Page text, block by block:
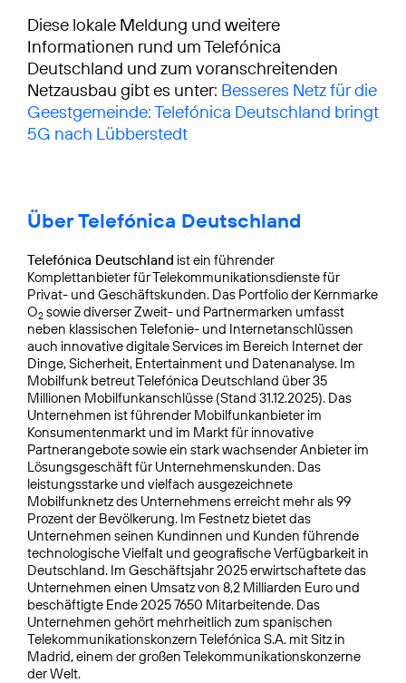
Diese lokale Meldung und weitere
Informationen rund um Telefónica
Deutschland und zum voranschreitenden
Netzausbau gibt es unter: Besseres Netz für die
Geestgemeinde: Telefónica Deutschland bringt
5G nach Lübberstedt
Über Telefónica Deutschland
Telefónica Deutschland ist ein führender
Komplettanbieter für Telekommunikationsdienste für
Privat- und Geschäftskunden. Das Portfolio der Kernmarke
O2 sowie diverser Zweit- und Partnermarken umfasst
neben klassischen Telefonie- und Internetanschlüssen
auch innovative digitale Services im Bereich Internet der
Dinge, Sicherheit, Entertainment und Datenanalyse. Im
Mobilfunk betreut Telefónica Deutschland über 35
Millionen Mobilfunkanschlüsse (Stand 31.12.2025). Das
Unternehmen ist führender Mobilfunkanbieter im
Konsumentenmarkt und im Markt für innovative
Partnerangebote sowie ein stark wachsender Anbieter im
Lösungsgeschäft für Unternehmenskunden. Das
leistungsstarke und vielfach ausgezeichnete
Mobilfunknetz des Unternehmens erreicht mehr als 99
Prozent der Bevölkerung. Im Festnetz bietet das
Unternehmen seinen Kundinnen und Kunden führende
technologische Vielfalt und geografische Verfügbarkeit in
Deutschland. Im Geschäftsjahr 2025 erwirtschaftete das
Unternehmen einen Umsatz von 8,2 Milliarden Euro und
beschäftigte Ende 2025 7650 Mitarbeitende. Das
Unternehmen gehört mehrheitlich zum spanischen
Telekommunikationskonzern Telefónica S.A. mit Sitz in
Madrid, einem der großen Telekommunikationskonzerne
der Welt.